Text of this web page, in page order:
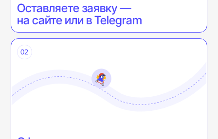
Оставляете заявку —
на сайте или в Telegram
02